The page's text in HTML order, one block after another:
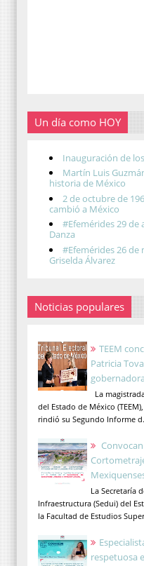
Un día como HOY
Inauguración de
Martín Luis
historia de México
2 de octubre de
cambió a México
#Efemérides 29 de
Danza
#Efemérides 26
Griselda Álvarez
Noticias populares
TEEM
Patricia
La
del Estado de México
rindió su Segundo Informe
La Secretaría
Infraestructura (Sedui) del
la Facultad de Estudios
respetuosa